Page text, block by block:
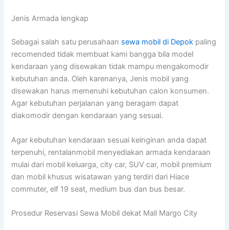
Jenis Armada lengkap
Sebagai salah satu perusahaan sewa mobil di Depok paling
recomended tidak membuat kami bangga bila model
kendaraan yang disewakan tidak mampu mengakomodir
kebutuhan anda. Oleh karenanya, Jenis mobil yang
disewakan harus memenuhi kebutuhan calon konsumen.
Agar kebutuhan perjalanan yang beragam dapat
diakomodir dengan kendaraan yang sesuai.
Agar kebutuhan kendaraan sesuai keinginan anda dapat
terpenuhi, rentalanmobil menyediakan armada kendaraan
mulai dari mobil keluarga, city car, SUV car, mobil premium
dan mobil khusus wisatawan yang terdiri dari Hiace
commuter, elf 19 seat, medium bus dan bus besar.
Prosedur Reservasi Sewa Mobil dekat Mall Margo City